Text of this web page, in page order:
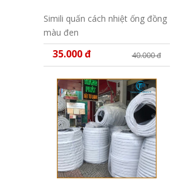
Simili quấn cách nhiệt ống đồng
màu đen
35.000 đ 40.000 đ